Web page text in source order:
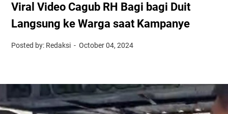
Viral Video Cagub RH Bagi bagi Duit
Langsung ke Warga saat Kampanye
Posted by: Redaksi October 04, 2024